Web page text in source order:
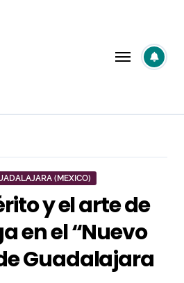
(MEXICO)
y el arte de
en el “Nuevo
Guadalajara